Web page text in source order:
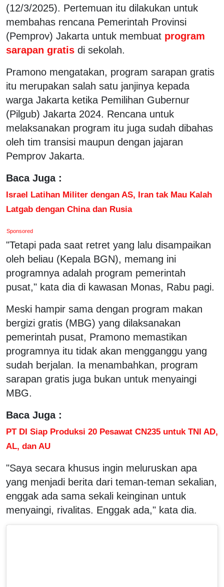
(12/3/2025). Pertemuan itu dilakukan untuk
membahas rencana Pemerintah Provinsi
(Pemprov) Jakarta untuk membuat program
sarapan gratis di sekolah.
Pramono mengatakan, program sarapan gratis
itu merupakan salah satu janjinya kepada
warga Jakarta ketika Pemilihan Gubernur
(Pilgub) Jakarta 2024. Rencana untuk
melaksanakan program itu juga sudah dibahas
oleh tim transisi maupun dengan jajaran
Pemprov Jakarta.
Baca Juga :
Israel Latihan Militer dengan AS, Iran tak Mau Kalah
Latgab dengan China dan Rusia
Sponsored
"Tetapi pada saat retret yang lalu disampaikan
oleh beliau (Kepala BGN), memang ini
programnya adalah program pemerintah
pusat," kata dia di kawasan Monas, Rabu pagi.
Meski hampir sama dengan program makan
bergizi gratis (MBG) yang dilaksanakan
pemerintah pusat, Pramono memastikan
programnya itu tidak akan mengganggu yang
sudah berjalan. Ia menambahkan, program
sarapan gratis juga bukan untuk menyaingi
MBG.
Baca Juga :
PT DI Siap Produksi 20 Pesawat CN235 untuk TNI AD,
AL, dan AU
"Saya secara khusus ingin meluruskan apa
yang menjadi berita dari teman-teman sekalian,
enggak ada sama sekali keinginan untuk
menyaingi, rivalitas. Enggak ada," kata dia.